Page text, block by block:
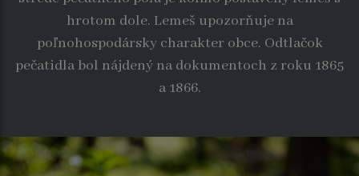
hrotom dole. Lemeš upozorňuje na
poľnohospodársky charakter obce. Odtlačok
pečatidla bol nájdený na dokumentoch z roku 1865
a 1866.